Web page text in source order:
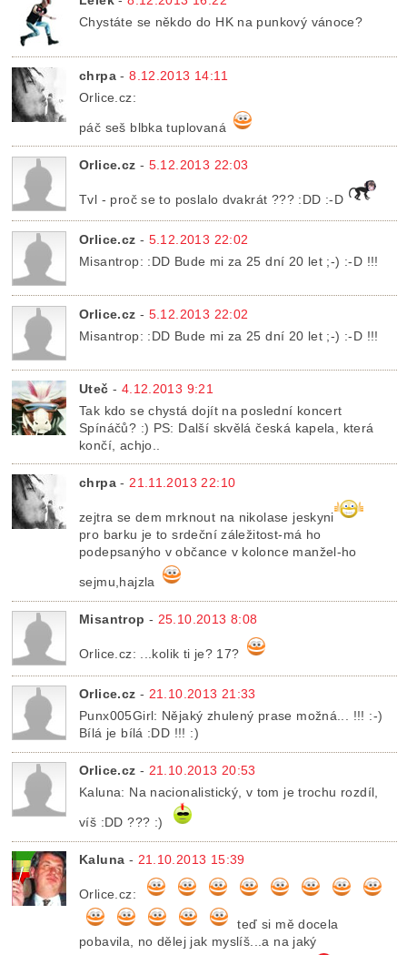
Chystáte se někdo do HK na punkový vánoce?
chrpa -8.12.2013 14:11
Orlice.cz:
páč seš blbka tuplovaná
Orlice.cz - 5.12.2013 22:03
Tvl - proč se to poslalo dvakrát ??? :DD :-D
Orlice.cz - 5.12.2013 22:02
Misantrop: :DD Bude mi za 25 dní 20 let ;-) :-D !!!
Orlice.cz - 5.12.2013 22:02
Misantrop: :DD Bude mi za 25 dní 20 let ;-) :-D !!!
Uteč - 4.12.2013 9:21
Tak kdo se chystá dojít na poslední koncert
Spínáčů? :) PS: Další skvělá česká kapela, která
končí, achjo..
chrpa - 21.11.2013 22:10
zejtra se dem mrknout na nikolase jeskyni
pro barku je to srdeční záležitost-má ho
podepsanýho v občance v kolonce manžel-ho
sejmu,hajzla
Misantrop - 25.10.2013 8:08
Orlice.cz: ...kolik ti je? 17?
Orlice.cz - 21.10.2013 21:33
Punx005Girl: Nějaký zhulený prase možná... !!! :-)
Bílá je bílá :DD !!! :)
Orlice.cz - 21.10.2013 20:53
Kaluna: Na nacionalistický, v tom je trochu rozdíl,
víš :DD ??? :)
Kaluna - 21.10.2013 15:39
Orlice.cz:
teď si mě docela
pobavila, no dělej jak myslíš...a na jaký